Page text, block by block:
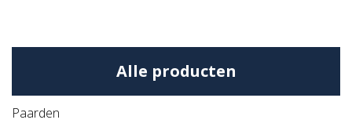
Klantenservice
Contact
Alle producten
Paarden